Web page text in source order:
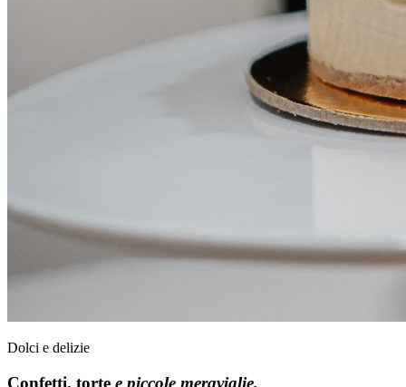
Dolci e delizie
Confetti, torte e piccole meraviglie.